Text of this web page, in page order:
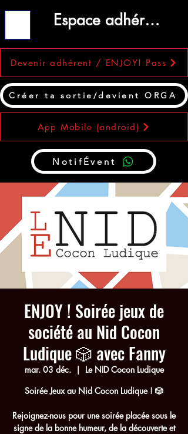
Devenir adhérent / ENJOY! Pass
Créer ta sortie/devient ORGA
Espace adhérent
NotifÉvent
App Mobile (android)
ENJOY ! Soirée jeux de
société au Nid Cocon
Ludique 🎲 avec Fanny
mar. 03 déc.
  |
Le NID Cocon Ludique
Soirée Jeux au Nid Cocon Ludique ! 🎲
Rejoignez-nous pour une soirée placée sous le
signe de la bonne humeur, de la découverte et